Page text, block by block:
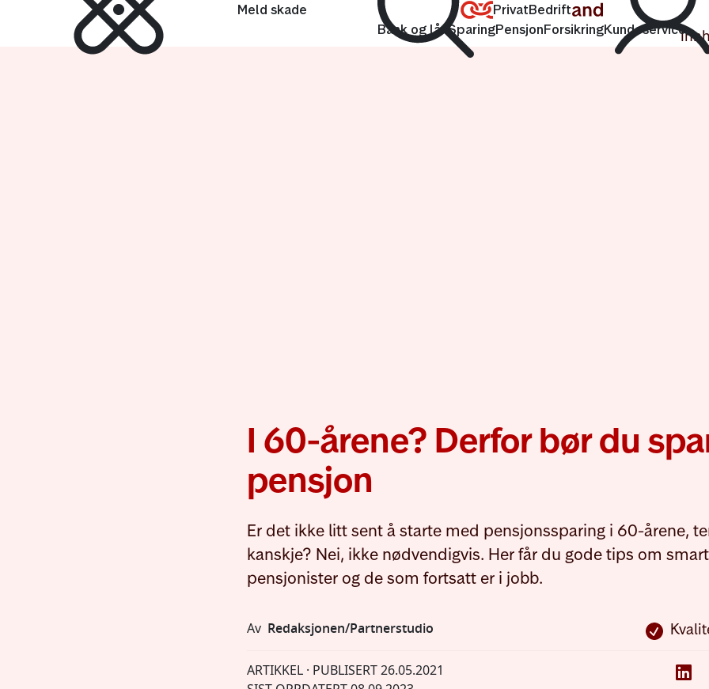
Lenke til forsiden
Privat
Bank og lån SparingPensjonForsikringKundeservice
Bedrift
Meld skade
I 60-årene? Derfor bør du
pensjon
Er det ikke litt sent å starte med pensjonssparing i 60-årene,
kanskje? Nei, ikke nødvendigvis. Her får du gode tips om
pensjonister og de som fortsatt er i jobb.
Av Redaksjonen/Partnerstudio
ARTIKKEL · PUBLISERT26.05.2021